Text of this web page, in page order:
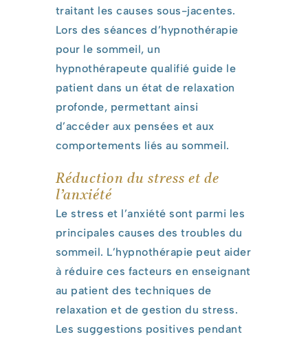
traitant les causes sous-jacentes.
Lors des séances d’hypnothérapie
pour le sommeil, un
hypnothérapeute qualifié guide le
patient dans un état de relaxation
profonde, permettant ainsi
d’accéder aux pensées et aux
comportements liés au sommeil.
Réduction du stress et de
l’anxiété
Le stress et l’anxiété sont parmi les
principales causes des troubles du
sommeil. L’hypnothérapie peut aider
à réduire ces facteurs en enseignant
au patient des techniques de
relaxation et de gestion du stress.
Les suggestions positives pendant